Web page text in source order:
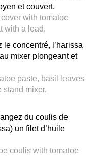
et couvert.
with tomatoe
with a lead.
concentré, l’harissa
mixer plongeant et
paste, basil leaves
stand mixer,
du coulis de
un filet d’huile
coulis with tomatoe